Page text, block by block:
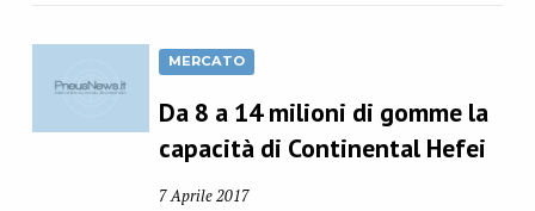
MERCATO
Da 8 a 14 milioni di gomme la
capacità di Continental Hefei
7 Aprile 2017